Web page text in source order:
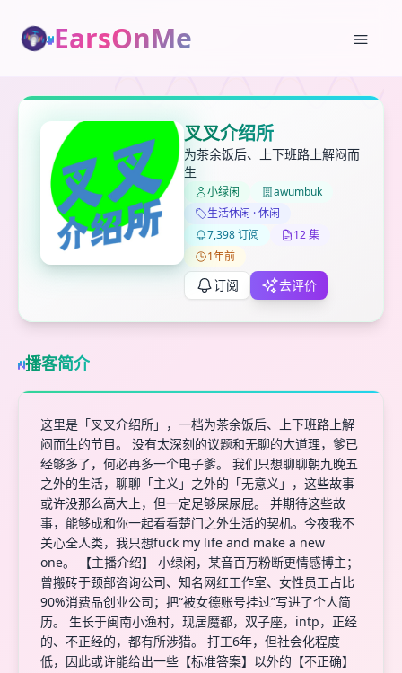
EarsOnMe
叉叉介绍所
为茶余饭后、上下班路上解闷而
生
小绿闲
awumbuk
生活休闲 · 休闲
7,398 订阅
12 集
1年前
订阅 去评价
播客简介
这里是「叉叉介绍所」，一档为茶余饭后、上下班路上解
闷而生的节目。 没有太深刻的议题和无聊的大道理，爹已
经够多了，何必再多一个电子爹。 我们只想聊聊朝九晚五
之外的生活，聊聊「主义」之外的「无意义」，这些故事
或许没那么高大上，但一定足够屎尿屁。 并期待这些故
事，能够成和你一起看看楚门之外生活的契机。今夜我不
关心全人类，我只想fuck my life and make a new
one。 【主播介绍】 小绿闲，某音百万粉断更情感博主；
曾搬砖于颈部咨询公司、知名网红工作室、女性员工占比
90%消费品创业公司；把“被女德账号挂过”写进了个人简
历。 生长于闽南小渔村，现居魔都，双子座，intp，正经
的、不正经的，都有所涉猎。 打工6年，但社会化程度
低，因此或许能给出一些【标准答案】以外的【不正确】
打分
键盘下留人
取消 确定
删除确认
取消